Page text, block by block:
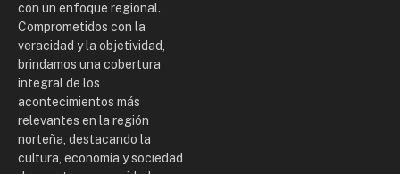
con un enfoque regional.
Comprometidos con la
veracidad y la objetividad,
brindamos una cobertura
integral de los
acontecimientos más
relevantes en la región
norteña, destacando la
cultura, economía y sociedad